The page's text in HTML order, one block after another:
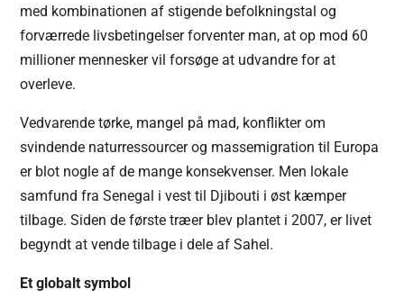
med kombinationen af stigende befolkningstal og
forværrede livsbetingelser forventer man, at op mod 60
millioner mennesker vil forsøge at udvandre for at
overleve.
Vedvarende tørke, mangel på mad, konflikter om
svindende naturressourcer og massemigration til Europa
er blot nogle af de mange konsekvenser. Men lokale
samfund fra Senegal i vest til Djibouti i øst kæmper
tilbage. Siden de første træer blev plantet i 2007, er livet
begyndt at vende tilbage i dele af Sahel.
Et globalt symbol